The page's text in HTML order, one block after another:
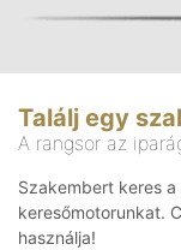
Találj egy
A rangsor az
Szakembert keres
keresőmotorunkat.
használja!